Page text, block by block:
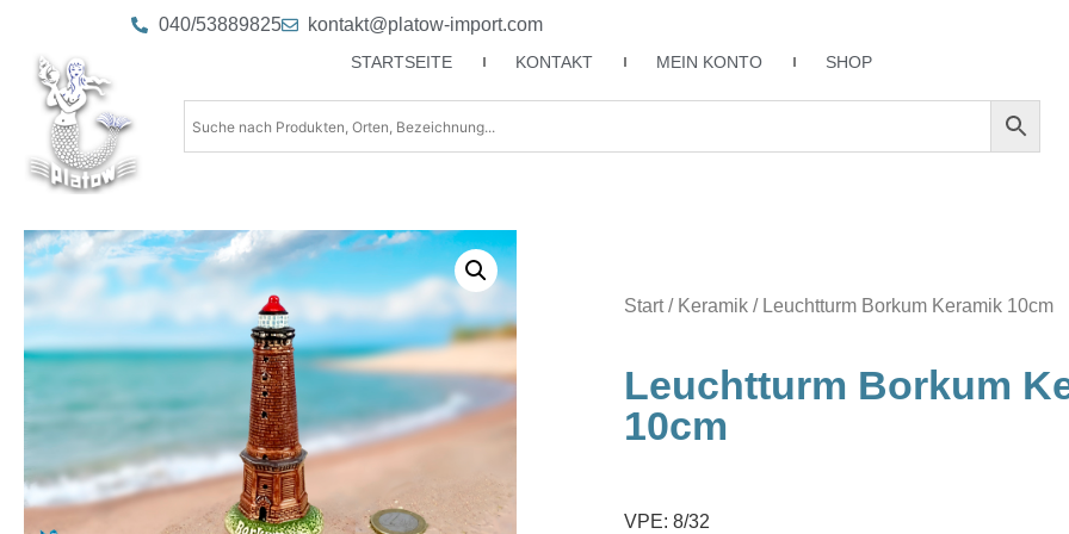
040/53889825 kontakt@platow-import.com
STARTSEITE KONTAKT MEIN KONTO SHOP
Start/ Keramik / Leuchtturm Borkum Keramik 10cm
Leuchtturm Borkum
10cm
VPE: 8/32